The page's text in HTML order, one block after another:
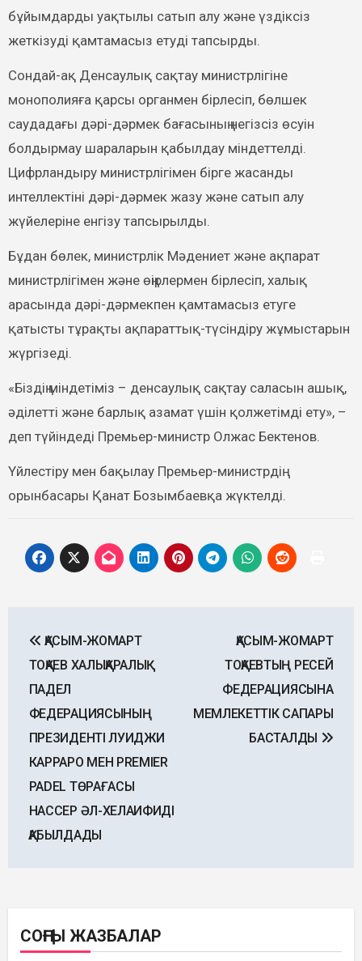
бұйымдарды уақтылы сатып алу және үздіксіз
жеткізуді қамтамасыз етуді тапсырды.
Сондай-ақ Денсаулық сақтау министрлігіне
монополияға қарсы органмен бірлесіп, бөлшек
саудадағы дәрі-дәрмек бағасының негізсіз өсуін
болдырмау шараларын қабылдау міндеттелді.
Цифрландыру министрлігімен бірге жасанды
интеллектіні дәрі-дәрмек жазу және сатып алу
жүйелеріне енгізу тапсырылды.
Бұдан бөлек, министрлік Мәдениет және ақпарат
министрлігімен және өңірлермен бірлесіп, халық
арасында дәрі-дәрмекпен қамтамасыз етуге
қатысты тұрақты ақпараттық-түсіндіру жұмыстарын
жүргізеді.
«Біздің міндетіміз – денсаулық сақтау саласын ашық,
әділетті және барлық азамат үшін қолжетімді ету», –
деп түйіндеді Премьер-министр Олжас Бектенов.
Үйлестіру мен бақылау Премьер-министрдің
орынбасары Қанат Бозымбаевқа жүктелді.
navigation
ҚАСЫМ-ЖОМАРТ
ТОҚАЕВ ХАЛЫҚАРАЛЫҚ
ПАДЕЛ
ФЕДЕРАЦИЯСЫНЫҢ
ПРЕЗИДЕНТІ ЛУИДЖИ
КАРРАРО МЕН PREMIER
PADEL ТӨРАҒАСЫ
НАССЕР ӘЛ-ХЕЛАИФИДІ
ҚАБЫЛДАДЫ
ҚАСЫМ-ЖОМАРТ
ТОҚАЕВТЫҢ РЕСЕЙ
ФЕДЕРАЦИЯСЫНА
МЕМЛЕКЕТТІК САПАРЫ
БАСТАЛДЫ
СОҢҒЫ ЖАЗБАЛАР